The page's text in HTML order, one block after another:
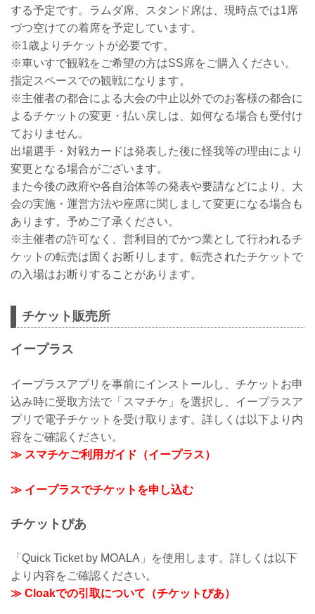
する予定です。ラムダ席、スタンド席は、現時点では1席
づつ空けての着席を予定しています。
※1歳よりチケットが必要です。
※車いすで観戦をご希望の方はSS席をご購入ください。
指定スペースでの観戦になります。
※主催者の都合による大会の中止以外でのお客様の都合に
よるチケットの変更・払い戻しは、如何なる場合も受付け
ておりません。
出場選手・対戦カードは発表した後に怪我等の理由により
変更となる場合がございます。
また今後の政府や各自治体等の発表や要請などにより、大
会の実施・運営方法や座席に関しまして変更になる場合も
あります。予めご了承ください。
※主催者の許可なく、営利目的でかつ業として行われるチ
ケットの転売は固くお断りします。転売されたチケットで
の入場はお断りすることがあります。
チケット販売所
イープラス
イープラスアプリを事前にインストールし、チケットお申
込み時に受取方法で「スマチケ」を選択し、イープラスア
プリで電子チケットを受け取ります。詳しくは以下より内
容をご確認ください。
≫ スマチケご利用ガイド（イープラス）
≫ イープラスでチケットを申し込む
チケットぴあ
「Quick Ticket by MOALA」を使用します。詳しくは以下
より内容をご確認ください。
≫ Cloakでの引取について（チケットぴあ）